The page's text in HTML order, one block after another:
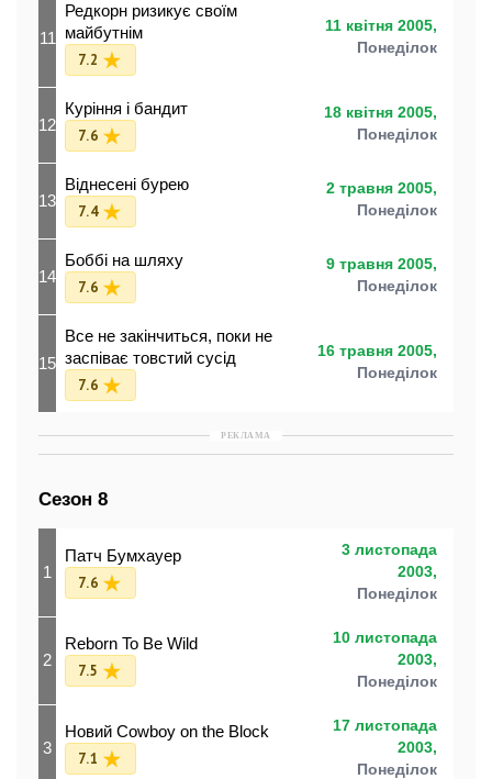
11
Редкорн ризикує своїм
майбутнім
7.2
11 квітня 2005,
Понеділок
12
Куріння і бандит
7.6
18 квітня 2005,
Понеділок
13
Віднесені бурею
7.4
2 травня 2005,
Понеділок
14
Боббі на шляху
7.6
9 травня 2005,
Понеділок
15
Все не закінчиться, поки не
заспіває товстий сусід
7.6
16 травня 2005,
Понеділок
РЕКЛАМА
Сезон 8
1
Патч Бумхауер
7.6
3 листопада
2003,
Понеділок
2
Reborn To Be Wild
7.5
10 листопада
2003,
Понеділок
3
Новий Cowboy on the Block
7.1
17 листопада
2003,
Понеділок